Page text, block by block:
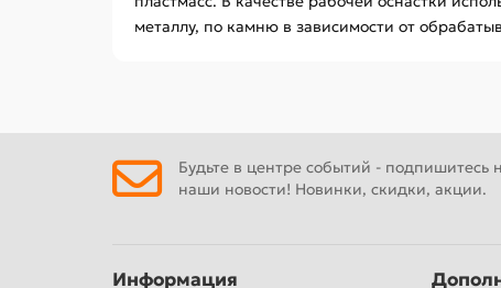
металлу, по камню в зависимости от
Будьте в центре событий - подпишитесь
наши новости! Новинки, скидки, акции.
Информация